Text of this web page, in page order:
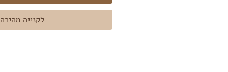
לקנייה מהירה